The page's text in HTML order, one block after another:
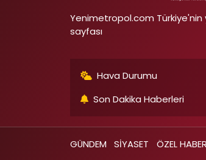
Yenimetropol.com Türkiye'nin
sayfası
Hava Durumu
Son Dakika Haberleri
GÜNDEM SİYASET ÖZEL HABER